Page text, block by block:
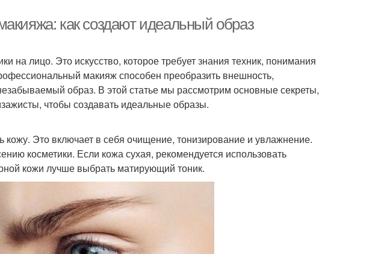
как создают идеальный образ
на лицо. Это искусство, которое требует знания техник, понимания
макияж способен преобразить внешность,
образ. В этой статье мы рассмотрим основные секреты,
чтобы создавать идеальные образы.
Это включает в себя очищение, тонизирование и увлажнение.
косметики. Если кожа сухая, рекомендуется использовать
кожи лучше выбрать матирующий тоник.